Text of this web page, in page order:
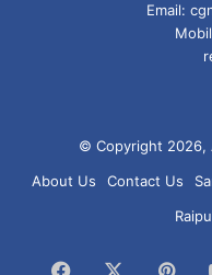
Email:
© Copyright 2026,
About Us
Contact Us
Facebook